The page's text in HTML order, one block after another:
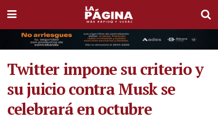
Twitter impone su criterio y
su juicio contra Musk se
celebrará en octubre